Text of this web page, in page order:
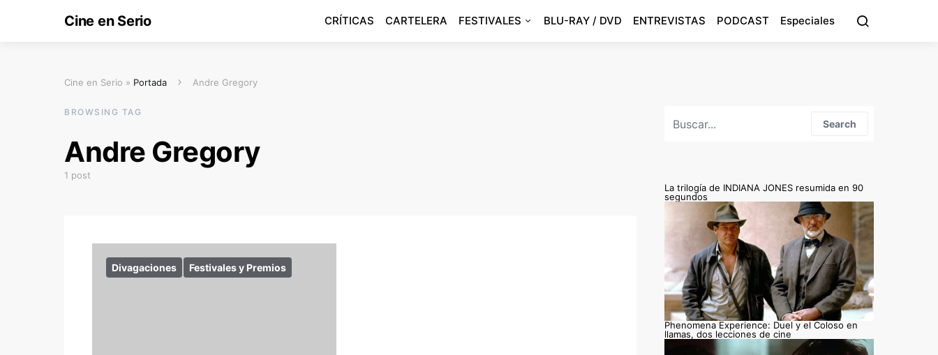
Cine en Serio CRÍTICAS CARTELERA FESTIVALES BLU-RAY / DVD ENTREVISTAS PODCAST Especiales
Cine en Serio » Portada Andre Gregory
BROWSING TAG
Andre Gregory
1 post
Divagaciones Festivales y Premios
Search
La trilogía de INDIANA JONES resumida en 90
segundos
Phenomena Experience: Duel y el Coloso en
llamas, dos lecciones de cine